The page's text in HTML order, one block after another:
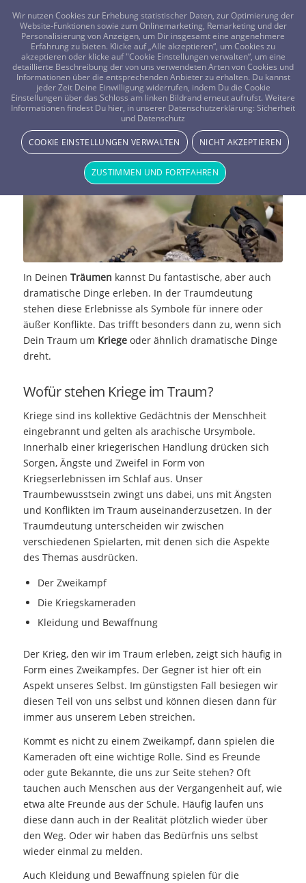
FRAGEN? KOSTENLOS ANRUFEN: 0800-8478266
Traumdeutung – Krieg
TRAUMWELT & BEDEUTUNG
In Deinen Träumen kannst Du fantastische, aber auch
dramatische Dinge erleben. In der Traumdeutung
stehen diese Erlebnisse als Symbole für innere oder
äußer Konflikte. Das trifft besonders dann zu, wenn sich
Dein Traum um Kriege oder ähnlich dramatische Dinge
dreht.
Wofür stehen Kriege im Traum?
Kriege sind ins kollektive Gedächtnis der Menschheit
eingebrannt und gelten als arachische Ursymbole.
Innerhalb einer kriegerischen Handlung drücken sich
Sorgen, Ängste und Zweifel in Form von
Kriegserlebnissen im Schlaf aus. Unser
Traumbewusstsein zwingt uns dabei, uns mit Ängsten
und Konflikten im Traum auseinanderzusetzen. In der
Traumdeutung unterscheiden wir zwischen
verschiedenen Spielarten, mit denen sich die Aspekte
des Themas ausdrücken.
Der Zweikampf
Die Kriegskameraden
Kleidung und Bewaffnung
Der Krieg, den wir im Traum erleben, zeigt sich häufig in
Form eines Zweikampfes. Der Gegner ist hier oft ein
Aspekt unseres Selbst. Im günstigsten Fall besiegen wir
diesen Teil von uns selbst und können diesen dann für
immer aus unserem Leben streichen.
Kommt es nicht zu einem Zweikampf, dann spielen die
Kameraden oft eine wichtige Rolle. Sind es Freunde
oder gute Bekannte, die uns zur Seite stehen? Oft
tauchen auch Menschen aus der Vergangenheit auf, wie
etwa alte Freunde aus der Schule. Häufig laufen uns
diese dann auch in der Realität plötzlich wieder über
den Weg. Oder wir haben das Bedürfnis uns selbst
wieder einmal zu melden.
Auch Kleidung und Bewaffnung spielen für die
Wir nutzen Cookies zur Erhebung statistischer Daten, zur Optimierung der
Website-Funktionen sowie zum Onlinemarketing, Remarketing und der
Personalisierung von Anzeigen, um Dir insgesamt eine angenehmere
Erfahrung zu bieten. Klicke auf „Alle akzeptieren“, um Cookies zu
akzeptieren oder klicke auf "Cookie Einstellungen verwalten“, um eine
detaillierte Beschreibung der von uns verwendeten Arten von Cookies und
Informationen über die entsprechenden Anbieter zu erhalten. Du kannst
jeder Zeit Deine Einwilligung widerrufen, indem Du die Cookie
Einstellungen über das Schloss am linken Bildrand erneut aufrufst. Weitere
Informationen findest Du hier, in unserer Datenschutzerklärung: Sicherheit
und Datenschutz
COOKIE EINSTELLUNGEN VERWALTEN NICHT AKZEPTIEREN
ZUSTIMMEN UND FORTFAHREN